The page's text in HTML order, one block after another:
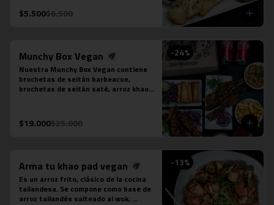
$5.500$6.500
-24%
Munchy Box Vegan
Nuestra Munchy Box Vegan contiene
brochetas de seitán barbeacue,
brochetas de seitán saté, arroz khao
bebidas en lata a tu elección.
$19.000$25.000
-13%
Arma tu khao pad vegan
Es un arroz frito, clásico de la cocina
tailandesa. Se compone como base de
arroz tailandés salteado al wok,